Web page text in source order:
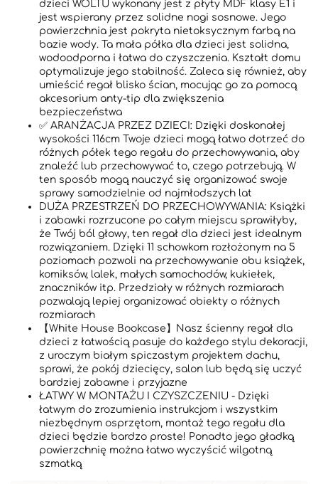
dzieci WOLTU wykonany jest z płyty MDF klasy E1 i
jest wspierany przez solidne nogi sosnowe. Jego
powierzchnia jest pokryta nietoksycznym farbą na
bazie wody. Ta mała półka dla dzieci jest solidna,
wodoodporna i łatwa do czyszczenia. Kształt domu
optymalizuje jego stabilność. Zaleca się również, aby
umieścić regał blisko ścian, mocując go za pomocą
akcesorium anty-tip dla zwiększenia
bezpieczeństwa
✅ ARANŻACJA PRZEZ DZIECI: Dzięki doskonałej
wysokości 116cm Twoje dzieci mogą łatwo dotrzeć do
różnych półek tego regału do przechowywania, aby
znaleźć lub przechowywać to, czego potrzebują. W
ten sposób mogą nauczyć się organizować swoje
sprawy samodzielnie od najmłodszych lat
DUŻA PRZESTRZEŃ DO PRZECHOWYWANIA: Książki
i zabawki rozrzucone po całym miejscu sprawiłyby,
że Twój ból głowy, ten regał dla dzieci jest idealnym
rozwiązaniem. Dzięki 11 schowkom rozłożonym na 5
poziomach pozwoli na przechowywanie obu książek,
komiksów, lalek, małych samochodów, kukiełek,
znaczników itp. Przedziały w różnych rozmiarach
pozwalają lepiej organizować obiekty o różnych
rozmiarach
【White House Bookcase】Nasz ścienny regał dla
dzieci z łatwością pasuje do każdego stylu dekoracji,
z uroczym białym spiczastym projektem dachu,
sprawi, że pokój dziecięcy, salon lub będą się uczyć
bardziej zabawne i przyjazne
ŁATWY W MONTAŻU I CZYSZCZENIU - Dzięki
łatwym do zrozumienia instrukcjom i wszystkim
niezbędnym osprzętom, montaż tego regału dla
dzieci będzie bardzo proste! Ponadto jego gładką
powierzchnię można łatwo wyczyścić wilgotną
szmatką